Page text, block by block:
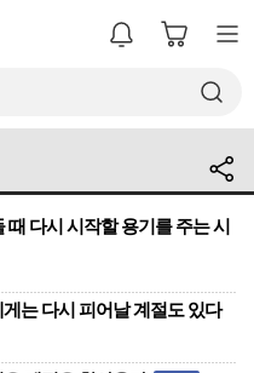
다시 시작할 용기를 주는 시
는 다시 피어날 계절도 있다